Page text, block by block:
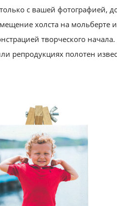
с вашей фотографией,
холста на мольберте
творческого начала.
репродукциях полотен